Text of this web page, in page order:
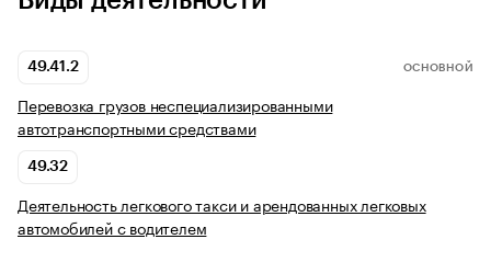
49.41.2 ОСНОВНОЙ
Перевозка грузов неспециализированными
автотранспортными средствами
49.32
Деятельность легкового такси и арендованных легковых
автомобилей с водителем